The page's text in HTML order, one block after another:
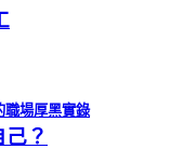
職場厚黑實錄
？